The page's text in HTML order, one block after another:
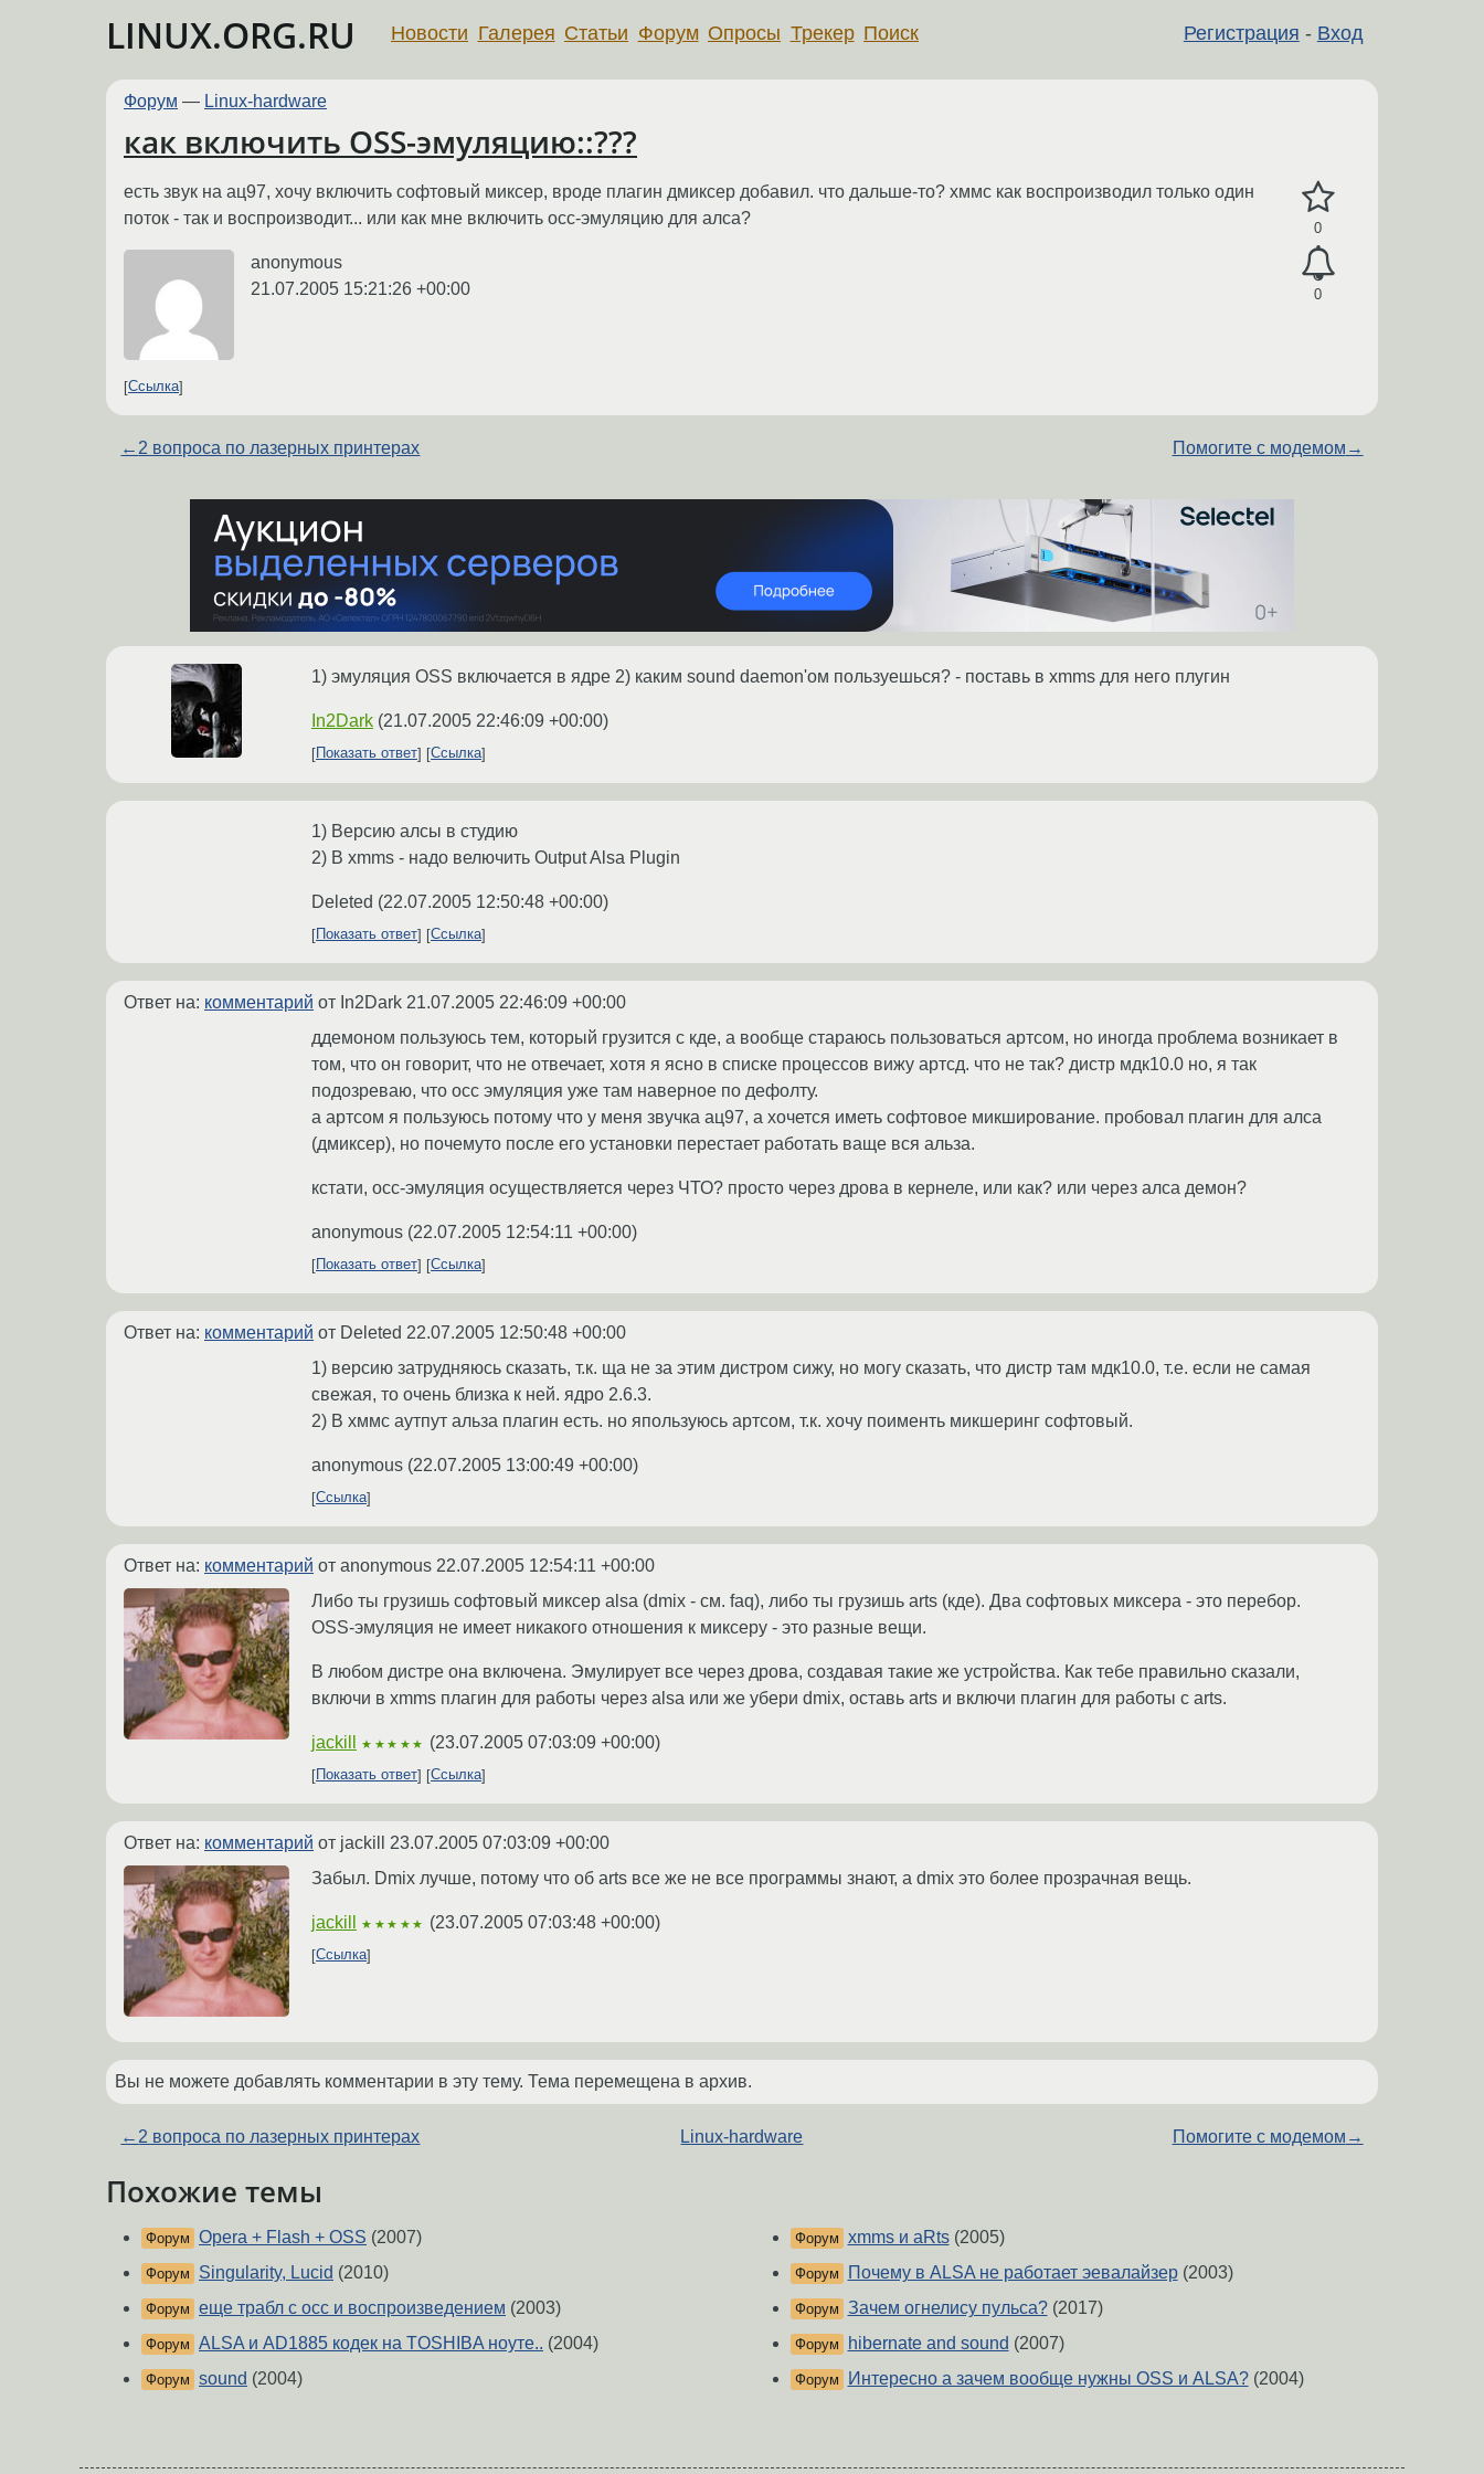
LINUX.ORG.RU Регистрация - Вход
Новости Галерея Статьи Форум Опросы Трекер Поиск
Форум — Linux-hardware
как включить OSS-эмуляцию::???
0
0
есть звук на ац97, хочу включить софтовый миксер, вроде плагин дмиксер добавил. что дальше-то? хммс как воспроизводил только один
поток - так и воспроизводит... или как мне включить осс-эмуляцию для алса?
anonymous
21.07.2005 15:21:26 +00:00
Ссылка
← 2 вопроса по лазерных принтерах Помогите с модемом →
1) эмуляция OSS включается в ядре 2) каким sound daemon'ом пользуешься? - поставь в xmms для него плугин
In2Dark (21.07.2005 22:46:09 +00:00)
Показать ответ Ссылка
1) Версию алсы в студию
2) В xmms - надо велючить Output Alsa Plugin
Deleted (22.07.2005 12:50:48 +00:00)
Показать ответ Ссылка
Ответ на: комментарий от In2Dark 21.07.2005 22:46:09 +00:00
ддемоном пользуюсь тем, который грузится с кде, а вообще стараюсь пользоваться артсом, но иногда проблема возникает в
том, что он говорит, что не отвечает, хотя я ясно в списке процессов вижу артсд. что не так? дистр мдк10.0 но, я так
подозреваю, что осс эмуляция уже там наверное по дефолту.
а артсом я пользуюсь потому что у меня звучка ац97, а хочется иметь софтовое микширование. пробовал плагин для алса
(дмиксер), но почемуто после его установки перестает работать ваще вся альза.
кстати, осс-эмуляция осуществляется через ЧТО? просто через дрова в кернеле, или как? или через алса демон?
anonymous (22.07.2005 12:54:11 +00:00)
Показать ответ Ссылка
Ответ на: комментарий от Deleted 22.07.2005 12:50:48 +00:00
1) версию затрудняюсь сказать, т.к. ща не за этим дистром сижу, но могу сказать, что дистр там мдк10.0, т.е. если не самая
свежая, то очень близка к ней. ядро 2.6.3.
2) В хммс аутпут альза плагин есть. но япользуюсь артсом, т.к. хочу поименть микшеринг софтовый.
anonymous (22.07.2005 13:00:49 +00:00)
Ссылка
Ответ на: комментарий от anonymous 22.07.2005 12:54:11 +00:00
Либо ты грузишь софтовый миксер alsa (dmix - см. faq), либо ты грузишь arts (кде). Два софтовых миксера - это перебор.
OSS-эмуляция не имеет никакого отношения к миксеру - это разные вещи.
В любом дистре она включена. Эмулирует все через дрова, создавая такие же устройства. Как тебе правильно сказали,
включи в xmms плагин для работы через alsa или же убери dmix, оставь arts и включи плагин для работы с arts.
jackill ★★★★★ (23.07.2005 07:03:09 +00:00)
Показать ответ Ссылка
Ответ на: комментарий от jackill 23.07.2005 07:03:09 +00:00
Забыл. Dmix лучше, потому что об arts все же не все программы знают, а dmix это более прозрачная вещь.
jackill ★★★★★ (23.07.2005 07:03:48 +00:00)
Ссылка
Вы не можете добавлять комментарии в эту тему. Тема перемещена в архив.
← 2 вопроса по лазерных принтерах Linux-hardware Помогите с модемом →
Похожие темы
Форум Opera + Flash + OSS (2007)
Форум Singularity, Lucid (2010)
Форум еще трабл с осс и воспроизведением (2003)
Форум ALSA и AD1885 кодек на TOSHIBA ноуте.. (2004)
Форум sound (2004)
Форум xmms и aRts(2005)
Форум Почему в ALSA не работает эевалайзер(2003)
Форум Зачем огнелису пульса?(2017)
Форум hibernate and sound (2007)
Форум Интересно а зачем вообще нужны OSS и ALSA?(2004)